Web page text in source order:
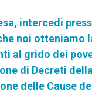
intercedi
noi otteniamo
al grido dei
di Decreti
delle Cause